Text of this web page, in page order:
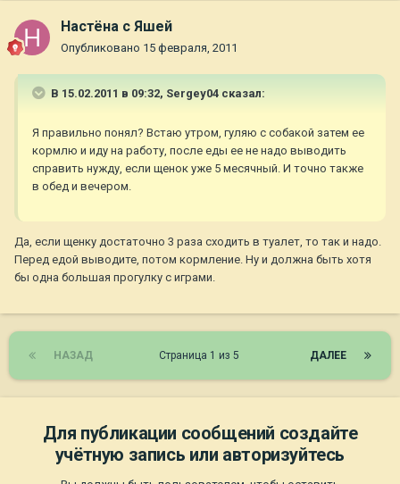
Настёна с Яшей
Опубликовано 15 февраля, 2011
В 15.02.2011 в 09:32, Sergey04 сказал:
Я правильно понял? Встаю утром, гуляю с собакой затем ее
кормлю и иду на работу, после еды ее не надо выводить
справить нужду, если щенок уже 5 месячный. И точно также
в обед и вечером.
Да, если щенку достаточно 3 раза сходить в туалет, то так и надо.
Перед едой выводите, потом кормление. Ну и должна быть хотя
бы одна большая прогулку с играми.
НАЗАД ДАЛЕЕ
Страница 1 из 5
Для публикации сообщений создайте
учётную запись или авторизуйтесь